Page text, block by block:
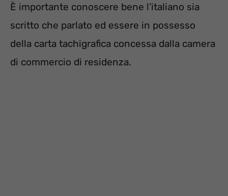
È importante conoscere bene l’italiano sia
scritto che parlato ed essere in possesso
della carta tachigrafica concessa dalla camera
di commercio di residenza.